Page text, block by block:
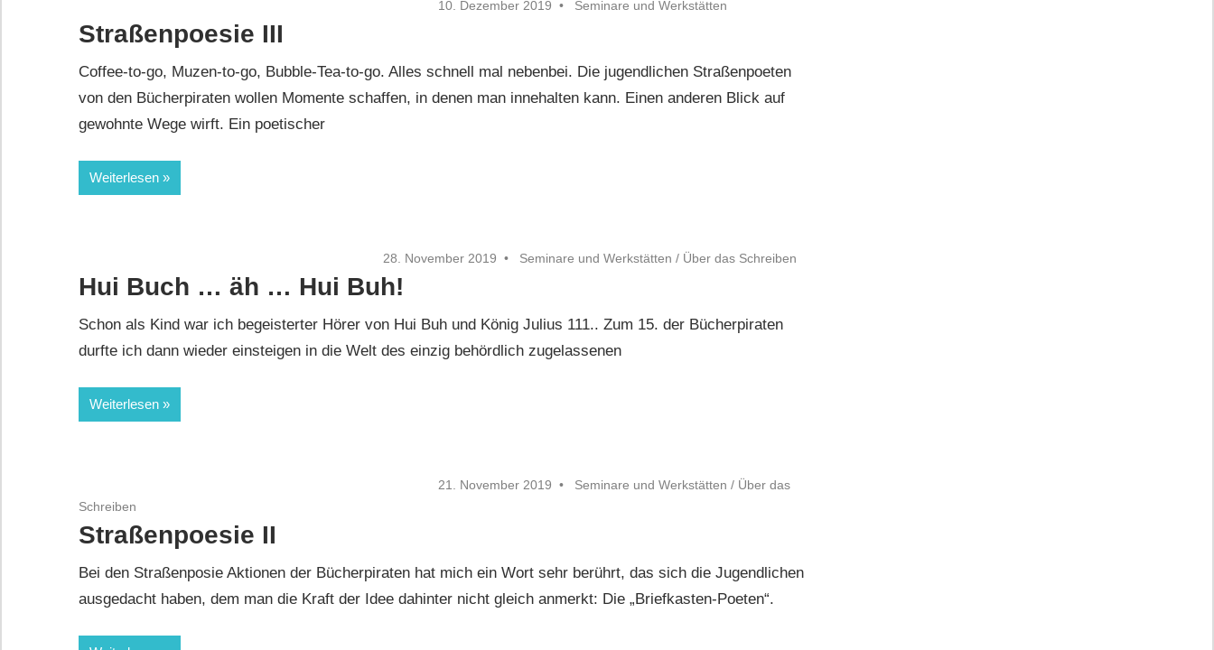
10. Dezember 2019 Seminare und Werkstätten
Straßenpoesie III
Coffee-to-go, Muzen-to-go, Bubble-Tea-to-go. Alles schnell mal nebenbei. Die jugendlichen Straßenpoeten
von den Bücherpiraten wollen Momente schaffen, in denen man innehalten kann. Einen anderen Blick auf
gewohnte Wege wirft. Ein poetischer
Weiterlesen
28. November 2019 Seminare und Werkstätten / Über das Schreiben
Hui Buch … äh … Hui Buh!
Schon als Kind war ich begeisterter Hörer von Hui Buh und König Julius 111.. Zum 15. der Bücherpiraten
durfte ich dann wieder einsteigen in die Welt des einzig behördlich zugelassenen
Weiterlesen
21. November 2019 Seminare und Werkstätten / Über das
Schreiben
Straßenpoesie II
Bei den Straßenposie Aktionen der Bücherpiraten hat mich ein Wort sehr berührt, das sich die Jugendlichen
ausgedacht haben, dem man die Kraft der Idee dahinter nicht gleich anmerkt: Die „Briefkasten-Poeten“.